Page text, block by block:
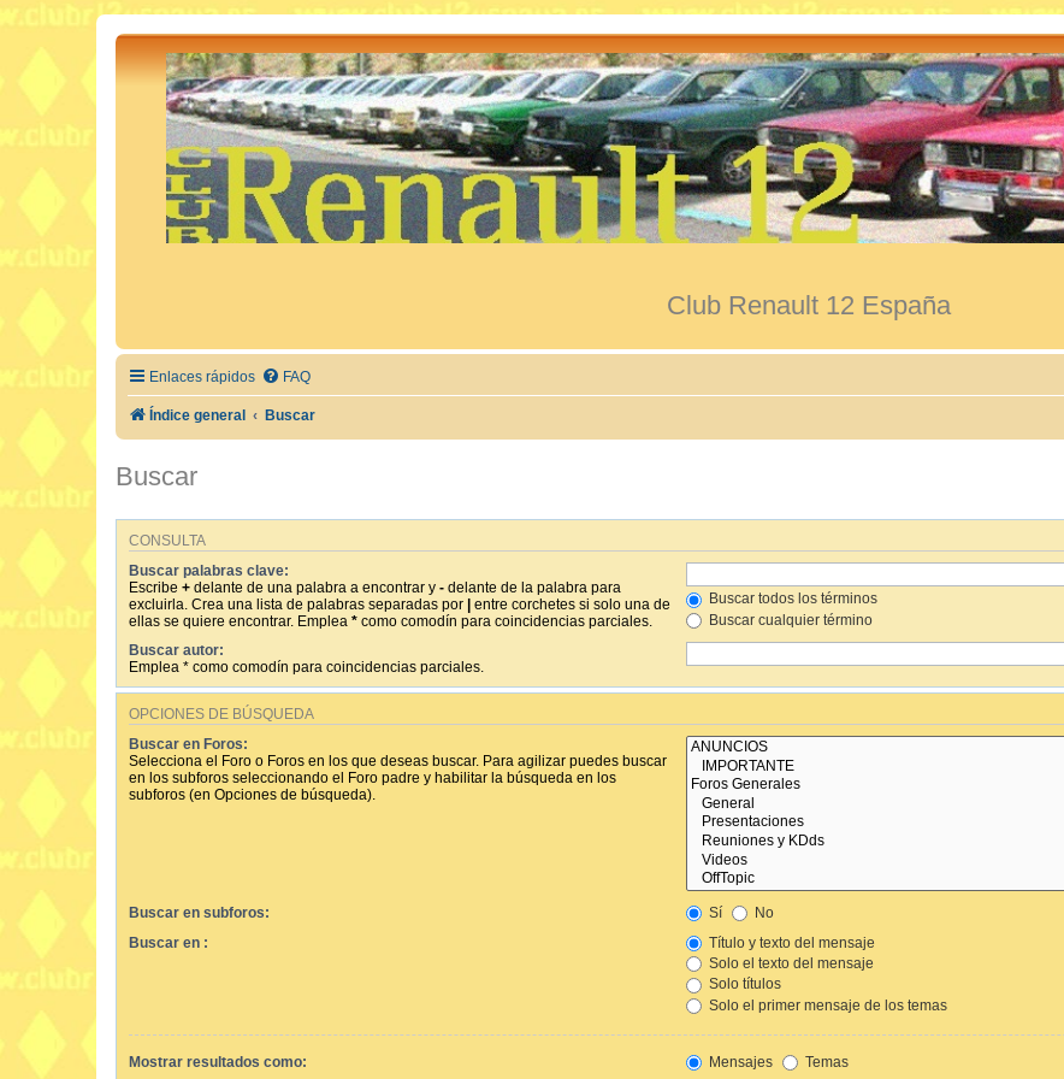
Club Renault 12 España
Enlaces rápidos FAQ
Índice general Buscar
Buscar
CONSULTA
Buscar palabras clave:
Escribe + delante de una palabra a encontrar y - delante de la palabra para
excluirla. Crea una lista de palabras separadas por
entre corchetes si solo una de
ellas se quiere encontrar. Emplea * como comodín para coincidencias parciales.
Buscar todos los términos
Buscar cualquier término
Buscar autor:
Emplea * como comodín para coincidencias parciales.
OPCIONES DE BÚSQUEDA
Buscar en Foros:
Selecciona el Foro o Foros en los que deseas buscar. Para agilizar puedes buscar
en los subforos seleccionando el Foro padre y habilitar la búsqueda en los
subforos (en Opciones de búsqueda).
Buscar en subforos: Sí
No
Buscar en :
Título y texto del mensaje
Solo el texto del mensaje
Solo títulos
Solo el primer mensaje de los temas
Mostrar resultados como: Mensajes Temas